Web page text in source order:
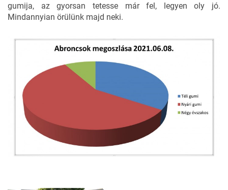
gumija, az gyorsan tetesse már fel, legyen oly jó.
Mindannyian örülünk majd neki.